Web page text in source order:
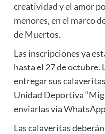
creatividad y el amor
menores, en el marco
de Muertos.
Las inscripciones ya
hasta el 27 de octubre.
entregar sus
Unidad Deportiva
enviarlas vía
Las calaveritas